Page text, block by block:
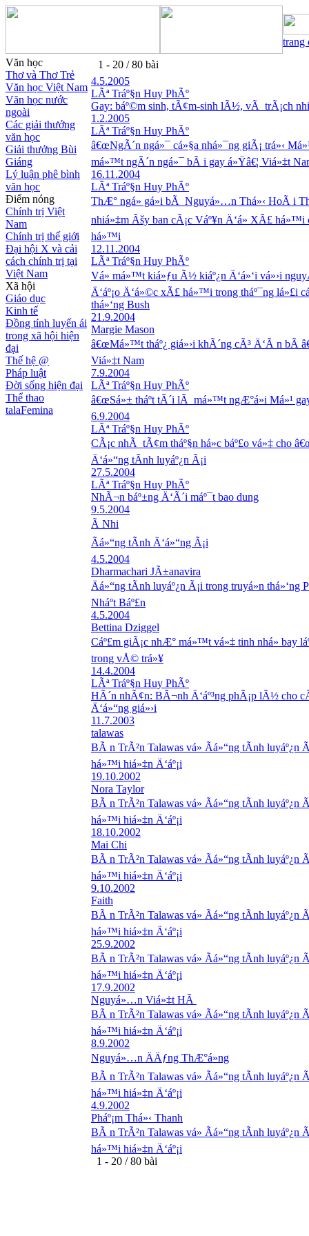
trang
Văn học
Thơ và Thơ Trẻ
Văn học Việt Nam
Văn học nước
ngoài
Các giải thưởng
văn học
Giải thưởng Bùi
Giáng
Lý luận phê bình
văn học
Điểm nóng
Chính trị Việt
Nam
Chính trị thế giới
Đại hội X và cải
cách chính trị tại
Việt Nam
Xã hội
Giáo dục
Kinh tế
Đồng tính luyến ái
trong xã hội hiện
đại
Thế hệ @
Pháp luật
Đời sống hiện đại
Thể thao
talaFemina
1 - 20 / 80 bài
4.5.2005
LÃª Tráº§n Huy PhÃº
Gay: báº©m sinh, tÃ¢m-sinh lÃ½, vÃ trÃ¡ch
1.2.2005
LÃª Tráº§n Huy PhÃº
â€œNgÃ´n ngá»¯ cá»§a nhá»¯ng giÃ¡ trá»‹
má»™t ngÃ´n ngá»¯ bÃ i gay á»Ÿâ€¦ Viá»‡t
16.11.2004
LÃª Tráº§n Huy PhÃº
ThÆ° ngá» gá»­i bÃ Nguyá»…n Thá»‹ HoÃ i
nhiá»‡m Ãšy ban cÃ¡c Váº¥n Ä‘á» XÃ£ há»™i
há»™i
12.11.2004
LÃª Tráº§n Huy PhÃº
Vá» má»™t kiá»ƒu Ã½ kiáº¿n Ä‘á»‘i vá»›i
Ä‘áº¡o Ä‘á»©c xÃ£ há»™i trong tháº¯ng lá»£i
thá»‘ng Bush
21.9.2004
Margie Mason
â€œMá»™t tháº¿ giá»›i khÃ´ng cÃ³ Ä‘Ã n bÃ
Viá»‡t Nam
7.9.2004
LÃª Tráº§n Huy PhÃº
â€œSá»± tháº­t tÃ´i lÃ má»™t ngÆ°á»i Má»¹
6.9.2004
LÃª Tráº§n Huy PhÃº
CÃ¡c nhÃ tÃ¢m tháº§n há»c báº£o vá»‡ cho
Ä‘á»“ng tÃ­nh luyáº¿n Ã¡i
27.5.2004
LÃª Tráº§n Huy PhÃº
NhÃ¬n báº±ng Ä‘Ã´i máº¯t bao dung
9.5.2004
Ã Nhi
Ãá»“ng tÃ­nh Ä‘á»“ng Ã¡i
4.5.2004
Dharmachari JÃ±anavira
Äá»“ng tÃ­nh luyáº¿n Ã¡i trong truyá»n thá»‘ng
Nháº­t Báº£n
4.5.2004
Bettina Dziggel
Cáº£m giÃ¡c nhÆ° má»™t vá»‡ tinh nhá» bay
trong vÅ© trá»¥
14.4.2004
LÃª Tráº§n Huy PhÃº
HÃ´n nhÃ¢n: BÃ¬nh Ä‘áº³ng phÃ¡p lÃ½ cho
Ä‘á»“ng giá»›i
11.7.2003
talawas
BÃ n TrÃ²n Talawas vá» Ãá»“ng tÃ­nh luyáº¿n
há»™i hiá»‡n Ä‘áº¡i
19.10.2002
Nora Taylor
BÃ n TrÃ²n Talawas vá» Ãá»“ng tÃ­nh luyáº¿n
há»™i hiá»‡n Ä‘áº¡i
18.10.2002
Mai Chi
BÃ n TrÃ²n Talawas vá» Ãá»“ng tÃ­nh luyáº¿n
há»™i hiá»‡n Ä‘áº¡i
9.10.2002
Faith
BÃ n TrÃ²n Talawas vá» Ãá»“ng tÃ­nh luyáº¿n
há»™i hiá»‡n Ä‘áº¡i
25.9.2002
BÃ n TrÃ²n Talawas vá» Ãá»“ng tÃ­nh luyáº¿n
há»™i hiá»‡n Ä‘áº¡i
17.9.2002
Nguyá»…n Viá»‡t HÃ
BÃ n TrÃ²n Talawas vá» Ãá»“ng tÃ­nh luyáº¿n
há»™i hiá»‡n Ä‘áº¡i
8.9.2002
Nguyá»…n ÄÄƒng ThÆ°á»ng
BÃ n TrÃ²n Talawas vá» Ãá»“ng tÃ­nh luyáº¿n
há»™i hiá»‡n Ä‘áº¡i
4.9.2002
Pháº¡m Thá»‹ Thanh
BÃ n TrÃ²n Talawas vá» Ãá»“ng tÃ­nh luyáº¿n
há»™i hiá»‡n Ä‘áº¡i
1 - 20 / 80 bài